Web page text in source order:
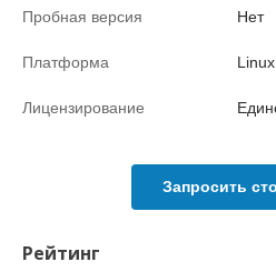
Пробная версия Нет
Платформа
Лицензирование
Запросить
Рейтинг